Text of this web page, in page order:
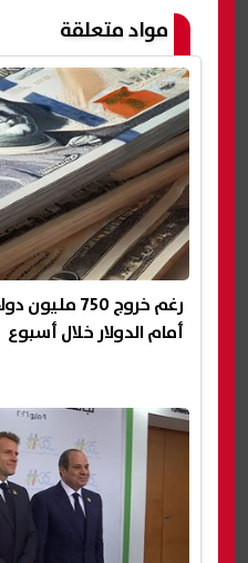
مواد متعلقة
أمام الدولار خلال أسبوع